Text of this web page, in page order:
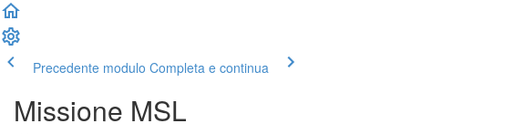
Precedente modulo Completa e continua
Missione MSL